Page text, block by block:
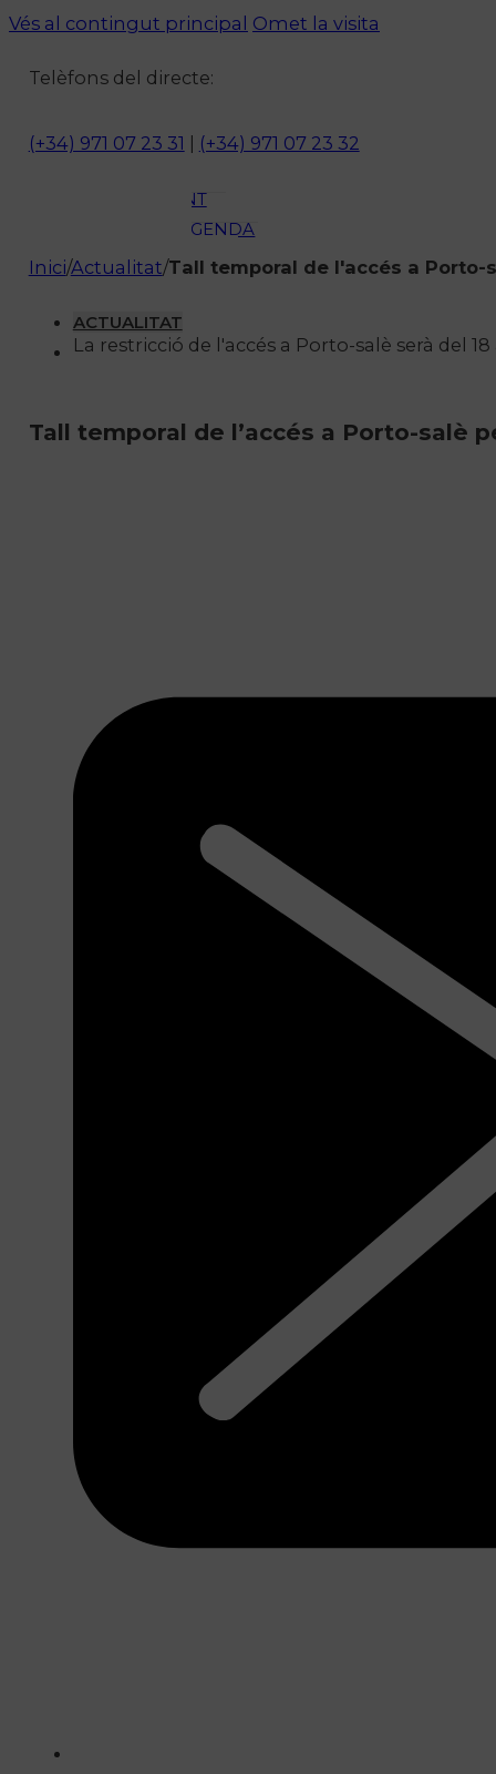
Vés al contingut principal Omet la visita
Telèfons del directe:
(+34) 971 07 23 31 (+34) 971 07 23 32
ACTUALITAT
OCI
ENTREVISTES
AMBIENT
AGENDA
En directe
Programació
Qui som?
Inici/Actualitat/Tall temporal de l'accés a Porto-
La restricció de l'accés a Porto-salè serà del
ACTUALITAT
Tall temporal de l’accés a Porto-salè